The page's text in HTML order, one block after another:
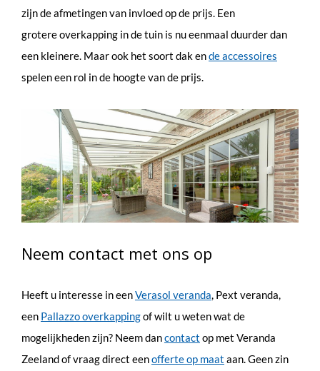
zijn de afmetingen van invloed op de prijs. Een
grotere overkapping in de tuin is nu eenmaal duurder dan
een kleinere. Maar ook het soort dak ende accessoires
spelen een rol in de hoogte van de prijs.
Neem contact met ons op
Heeft u interesse in eenVerasol veranda, Pext veranda,
een Pallazzo overkappingof wilt u weten wat de
mogelijkheden zijn? Neem dancontact op met Veranda
Zeeland of vraag direct eenofferte op maat aan. Geen zin